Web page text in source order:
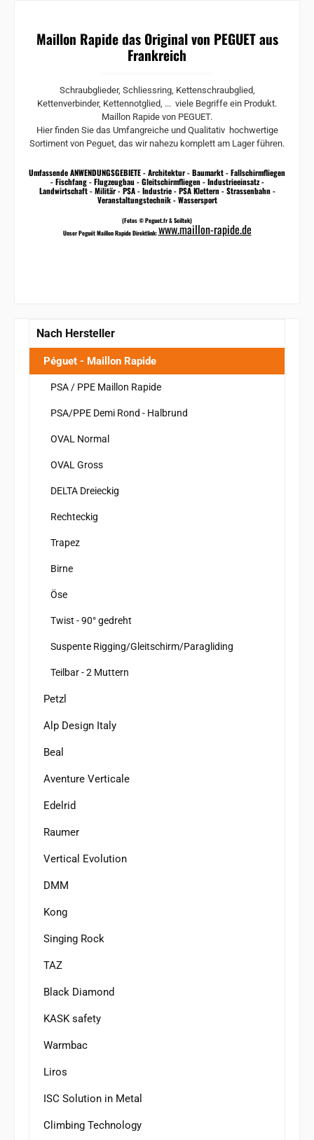
Maillon Rapide das Original von PEGUET aus
Frankreich
Schraubglieder, Schliessring, Kettenschraubglied,
Kettenverbinder, Kettennotglied, ... viele Begriffe ein Produkt.
Maillon Rapide von PEGUET.
Hier finden Sie das Umfangreiche und Qualitativ hochwertige
Sortiment von Peguet, das wir nahezu komplett am Lager führen.
Umfassende ANWENDUNGSGEBIETE - Architektur - Baumarkt - Fallschirmfliegen
- Fischfang - Flugzeugbau - Gleitschirmfliegen - Industrieeinsatz -
Landwirtschaft - Militär - PSA - Industrie - PSA Klettern - Strassenbahn -
Veranstaltungstechnik - Wassersport
(Fotos © Peguet.fr & Seiltek)
Unser Peguét Maillon Rapide Direktlink:www.maillon-rapide.de
Nach Hersteller
Péguet - Maillon Rapide
PSA / PPE Maillon Rapide
PSA/PPE Demi Rond - Halbrund
OVAL Normal
OVAL Gross
DELTA Dreieckig
Rechteckig
Trapez
Birne
Öse
Twist - 90° gedreht
Suspente Rigging/Gleitschirm/Paragliding
Teilbar - 2 Muttern
Petzl
Alp Design Italy
Beal
Aventure Verticale
Edelrid
Raumer
Vertical Evolution
DMM
Kong
Singing Rock
TAZ
Black Diamond
KASK safety
Warmbac
Liros
ISC Solution in Metal
Climbing Technology